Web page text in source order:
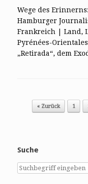
Wege des
Hamburger
Frankreich | Land,
Pyrénées-
„Retirada“, dem
Post navigation
« Zurück 1
Suche